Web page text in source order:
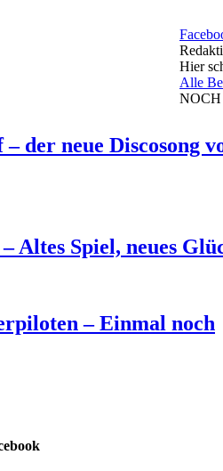
Hier
Alle
der neue Discosong
Altes Spiel, neues
– Einmal noch